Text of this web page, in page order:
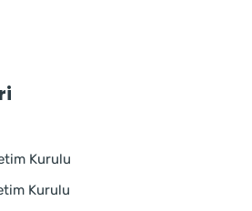
Kurulu
Kurulu